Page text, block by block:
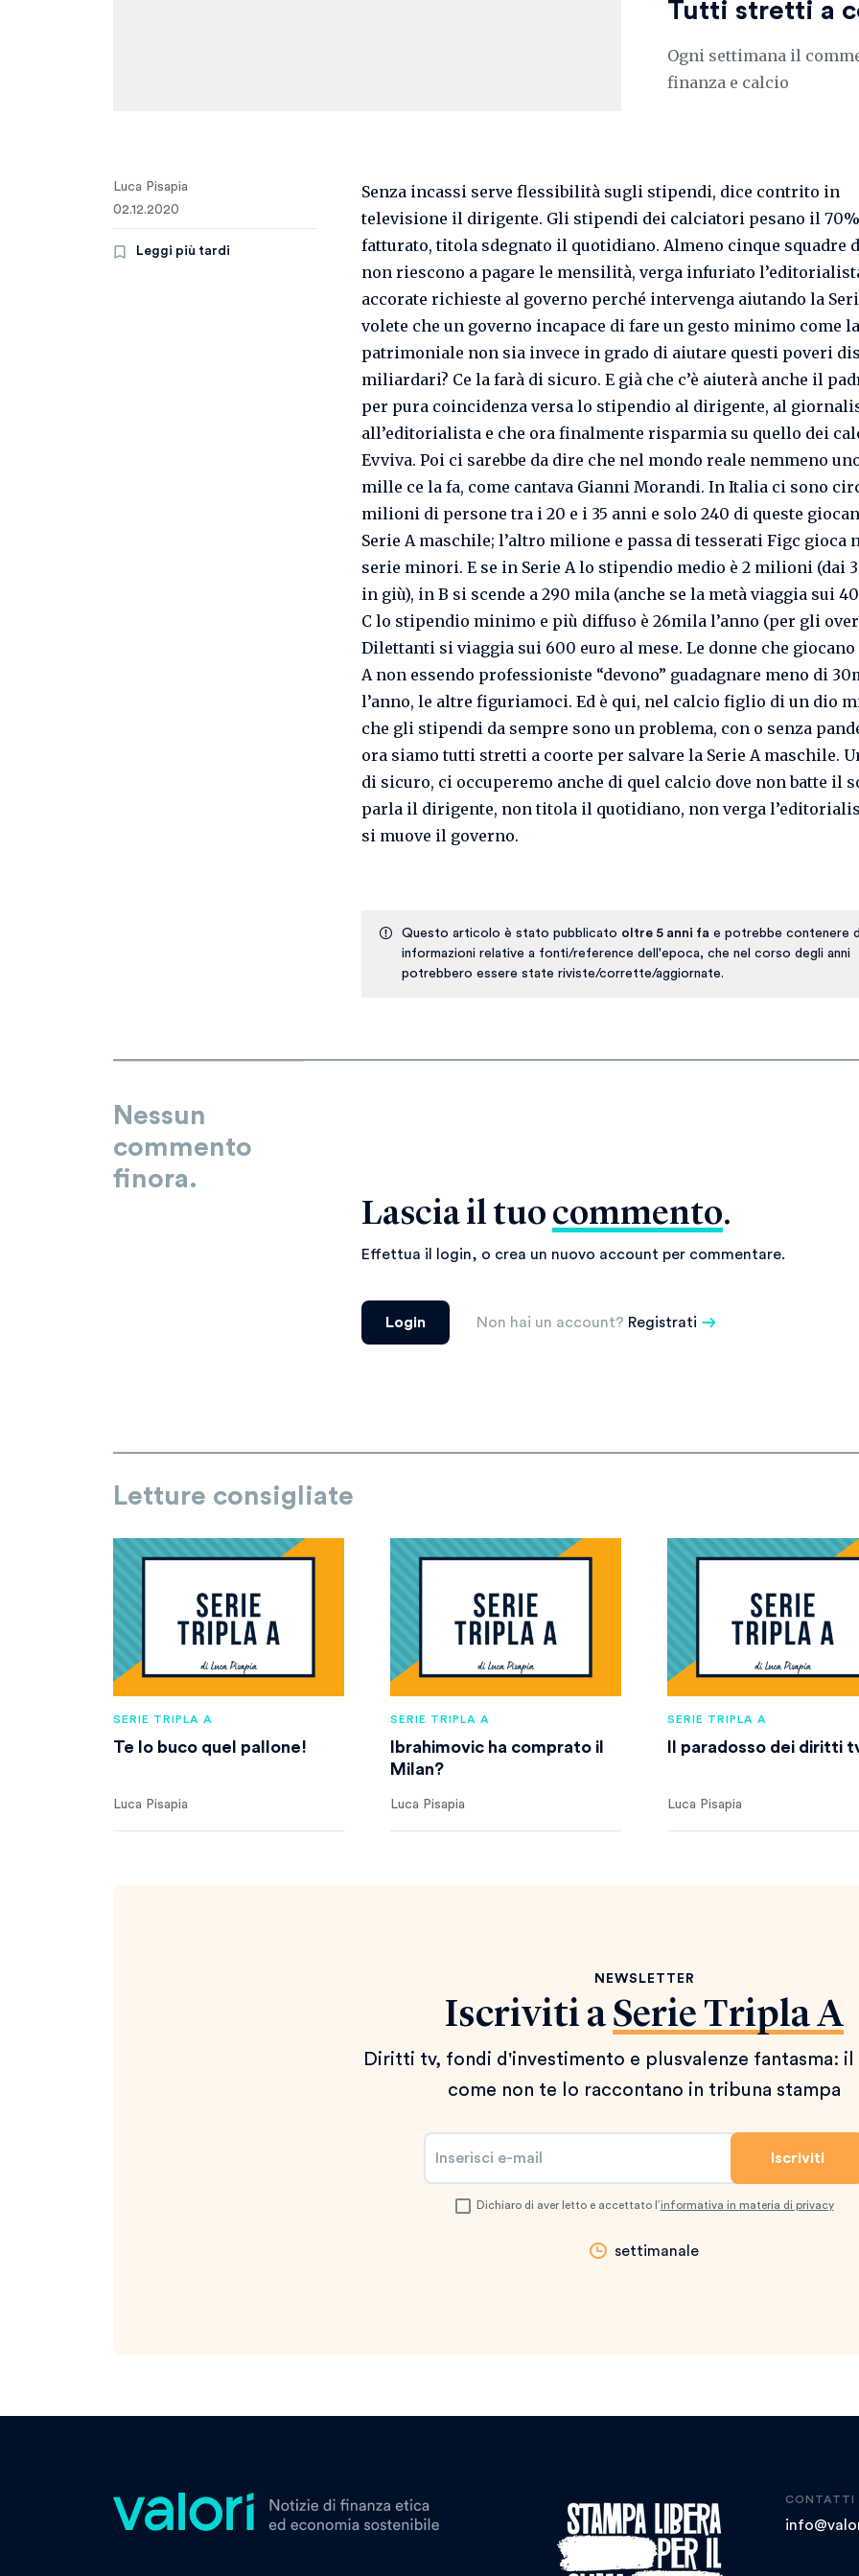
Tutti stretti a
Ogni settimana il
finanza e calcio
Luca Pisapia
02.12.2020
Leggi più tardi
Senza incassi serve flessibilità sugli stipendi, dice contrito in
televisione il dirigente. Gli stipendi dei calciatori pesano il
fatturato, titola sdegnato il quotidiano. Almeno cinque squadre
non riescono a pagare le mensilità, verga infuriato
accorate richieste al governo perché intervenga aiutando la
volete che un governo incapace di fare un gesto minimo come la
patrimoniale non sia invece in grado di aiutare questi poveri
miliardari? Ce la farà di sicuro. E già che c’è aiuterà anche il
per pura coincidenza versa lo stipendio al dirigente, al
all’editorialista e che ora finalmente risparmia su quello dei
Evviva. Poi ci sarebbe da dire che nel mondo reale nemmeno
mille ce la fa, come cantava Gianni Morandi. In Italia ci sono
milioni di persone tra i 20 e i 35 anni e solo 240 di queste
Serie A maschile; l’altro milione e passa di tesserati Figc gioca
serie minori. E se in Serie A lo stipendio medio è 2 milioni (dai
in giù), in B si scende a 290 mila (anche se la metà viaggia sui
C lo stipendio minimo e più diffuso è 26mila l’anno (per gli over
Dilettanti si viaggia sui 600 euro al mese. Le donne che giocano
A non essendo professioniste “devono” guadagnare meno di
l’anno, le altre figuriamoci. Ed è qui, nel calcio figlio di un dio
che gli stipendi da sempre sono un problema, con o senza
ora siamo tutti stretti a coorte per salvare la Serie A maschile.
di sicuro, ci occuperemo anche di quel calcio dove non batte il
parla il dirigente, non titola il quotidiano, non verga
si muove il governo.
Questo articolo è stato pubblicato oltre 5 anni fa e potrebbe contenere
informazioni relative a fonti/reference dell'epoca, che nel corso degli anni
potrebbero essere state riviste/corrette/aggiornate.
Nessun
commento
finora.
Lascia il tuo commento.
Effettua il login, o crea un nuovo account per commentare.
Login Non hai un account? Registrati
Letture consigliate
SERIE TRIPLA A
Te lo buco quel pallone!
Luca Pisapia
SERIE TRIPLA A
Ibrahimovic ha comprato il
Milan?
Luca Pisapia
SERIE TRIPLA A
Il paradosso dei diritti
Luca Pisapia
NEWSLETTER
Iscriviti a Serie Tripla A
Diritti tv, fondi d'investimento e plusvalenze fantasma:
come non te lo raccontano in tribuna stampa
Dichiaro di aver letto e accettato l’informativa in materia di privacy
settimanale
CONTATTI